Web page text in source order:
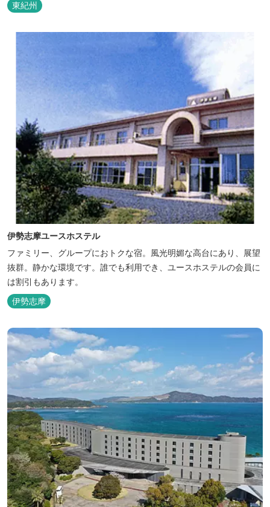
イキングが好評です。お仲間同士、そしてご家族で、さまざまな寛
ぎの時間をお楽しみください。 「きほく千年温泉」を自家源泉とし
東紀州
伊勢志摩ユースホステル
ファミリー、グループにおトクな宿。風光明媚な高台にあり、展望
抜群。静かな環境です。誰でも利用でき、ユースホステルの会員に
は割引もあります。
伊勢志摩